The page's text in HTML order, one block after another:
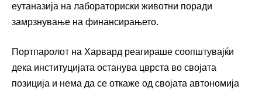
еутаназија на лабораториски животни поради
замрзнување на финансирањето.
Портпаролот на Харвард реагираше соопштувајќи
дека институцијата останува цврста во својата
позиција и нема да се откаже од својата автономија